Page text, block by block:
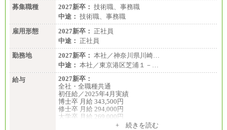
募集職種
2027新卒： 技術職、事務職
中途： 技術職、事務職
雇用形態
2027新卒： 正社員
中途： 正社員
勤務地
2027新卒： 本社／神奈川県川崎…
中途： 本社／東京港区芝浦１－…
給与
2027新卒：
全社・全職種共通
初任給／2025年4月実績
博士卒 月給 343,500円
修士卒 月給 294,000円
大学卒 月給 269,000円
※試用期間の給与に変更はございません
+ 続きを読む